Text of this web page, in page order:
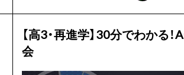
【高3・再進学】30分でわかる
会